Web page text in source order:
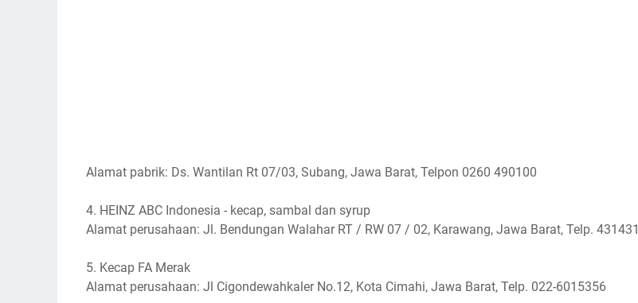
Alamat pabrik: Ds. Wantilan Rt 07/03, Subang, Jawa Barat, Telpon 0260 490100
4. HEINZ ABC Indonesia - kecap, sambal dan syrup
Alamat perusahaan: Jl. Bendungan Walahar RT / RW 07 / 02, Karawang, Jawa Barat, Telp. 431431
5. Kecap FA Merak
Alamat perusahaan: Jl Cigondewahkaler No.12, Kota Cimahi, Jawa Barat, Telp. 022-6015356